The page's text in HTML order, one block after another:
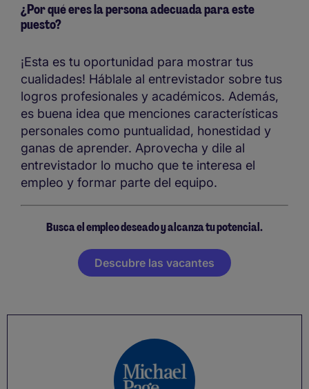
¿Por qué eres la persona adecuada para este
puesto?
¡Esta es tu oportunidad para mostrar tus
cualidades! Háblale al entrevistador sobre tus
logros profesionales y académicos. Además,
es buena idea que menciones características
personales como puntualidad, honestidad y
ganas de aprender. Aprovecha y dile al
entrevistador lo mucho que te interesa el
empleo y formar parte del equipo.
Busca el empleo deseado y alcanza tu potencial.
Descubre las vacantes